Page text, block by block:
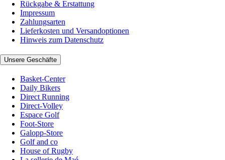
Rückgabe & Erstattung
Impressum
Zahlungsarten
Lieferkosten und Versandoptionen
Hinweis zum Datenschutz
Unsere Geschäfte
Basket-Center
Daily Bikers
Direct Running
Direct-Volley
Espace Golf
Foot-Store
Galopp-Store
Golf and co
House of Rugby